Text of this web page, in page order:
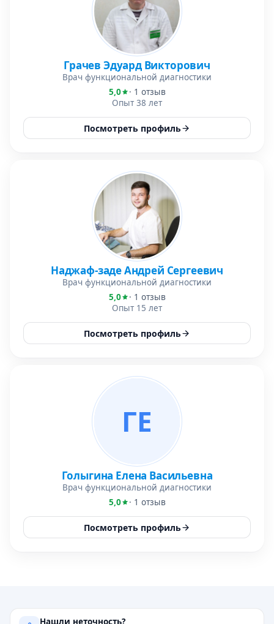
Грачев Эдуард Викторович
Врач функциональной диагностики
5,0
· 1 отзыв
Опыт 38 лет
Посмотреть профиль
Наджаф-заде Андрей Сергеевич
Врач функциональной диагностики
5,0
· 1 отзыв
Опыт 15 лет
Посмотреть профиль
ГЕ
Голыгина Елена Васильевна
Врач функциональной диагностики
5,0
· 1 отзыв
Посмотреть профиль
Нашли неточность?